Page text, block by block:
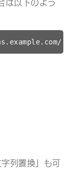
,
列置換」も可